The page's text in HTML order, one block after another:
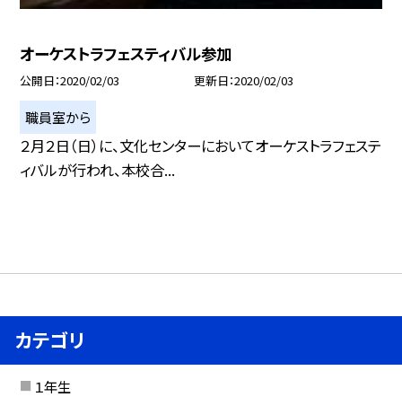
オーケストラフェスティバル参加
公開日 2020/02/03 更新日 2020/02/03
職員室から
２月２日（日）に、文化センターにおいてオーケストラフェステ
ィバルが行われ、本校合...
カテゴリ
１年生